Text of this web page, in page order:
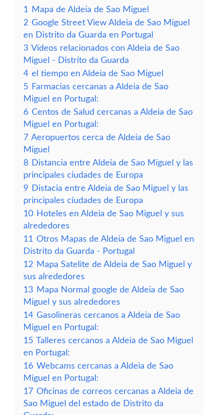
1
Mapa de Aldeia de Sao Miguel
2 Google Street View Aldeia de Sao Miguel
en Distrito da Guarda en Portugal
3 Vídeos relacionados con Aldeia de Sao
Miguel - Distrito da Guarda
4 el tiempo en Aldeia de Sao Miguel
5 Farmacias cercanas a Aldeia de Sao
Miguel en Portugal:
6 Centos de Salud cercanas a Aldeia de Sao
Miguel en Portugal:
7 Aeropuertos cerca de Aldeia de Sao
Miguel
8 Distancia entre Aldeia de Sao Miguel y las
principales ciudades de Europa
9 Distacia entre Aldeia de Sao Miguel y las
principales ciudades de Europa
10 Hoteles en Aldeia de Sao Miguel y sus
alrededores
11 Otros Mapas de Aldeia de Sao Miguel en
Distrito da Guarda - Portugal
12 Mapa Satelite de Aldeia de Sao Miguel y
sus alrededores
13 Mapa Normal google de Aldeia de Sao
Miguel y sus alrededores
14 Gasolineras cercanos a Aldeia de Sao
Miguel en Portugal:
15 Talleres cercanos a Aldeia de Sao Miguel
en Portugal:
16 Webcams cercanas a Aldeia de Sao
Miguel en Portugal:
17 Oficinas de correos cercanas a Aldeia de
Sao Miguel del estado de Distrito da